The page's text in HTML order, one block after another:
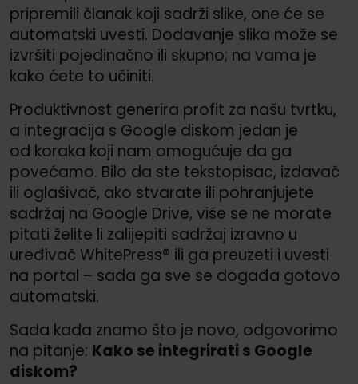
pripremili članak koji sadrži slike, one će se
automatski uvesti. Dodavanje slika može se
izvršiti pojedinačno ili skupno; na vama je
kako ćete to učiniti.
Produktivnost generira profit za našu tvrtku,
a integracija s Google diskom jedan je
od koraka koji nam omogućuje da ga
povećamo. Bilo da ste tekstopisac, izdavač
ili oglašivač, ako stvarate ili pohranjujete
sadržaj na Google Drive, više se ne morate
pitati želite li zalijepiti sadržaj izravno u
uređivač WhitePress® ili ga preuzeti i uvesti
na portal – sada ga sve se događa gotovo
automatski.
Sada kada znamo što je novo, odgovorimo
na pitanje: Kako se integrirati s Google
diskom?